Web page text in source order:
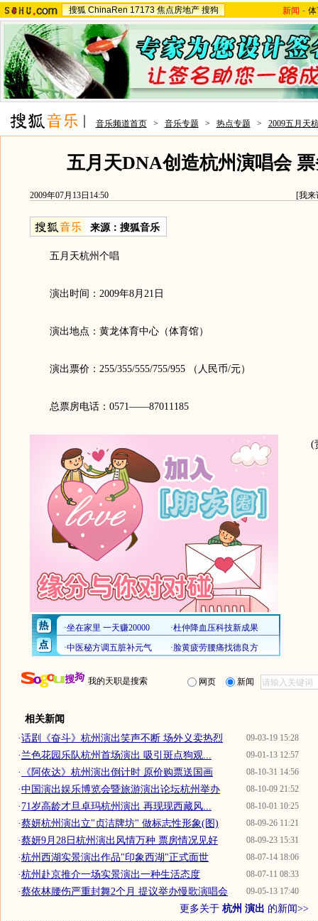
搜狐 ChinaRen 17173 焦点房地产 搜狗 新闻 -
音乐频道首页 > 音乐专题 > 热点专题 > 2009五月天
五月天DNA创造杭州演唱会
2009年07月13日14:50 [我来
来源： 搜狐音乐
五月天杭州个唱
演出时间：2009年8月21日
演出地点：黄龙体育中心（体育馆）
演出票价：255/355/555/755/955 （人民币/元）
总票房电话：0571——87011185
(
我的天职是搜索 网页 新闻
相关新闻
09-03-19 15:28
·话剧《奋斗》杭州演出笑声不断 场外义卖热烈
09-01-13 12:57
·兰色花园乐队杭州首场演出 吸引斑点狗观...
08-10-31 14:56
· 《阿依达》杭州演出倒计时 原价购票送国画
08-10-09 21:52
·中国演出娱乐博览会暨旅游演出论坛杭州举办
08-10-01 10:25
·71岁高龄才旦卓玛杭州演出 再现现西藏风...
08-09-26 11:21
·蔡妍杭州演出立"贞洁牌坊" 做标志性形象(图)
08-09-23 15:31
·蔡妍9月28日杭州演出风情万种 票房情况见好
08-07-14 18:06
·杭州西湖实景演出作品"印象西湖"正式面世
08-07-11 08:33
·杭州赴京推介一场实景演出一种生活态度
09-05-13 17:40
·蔡依林腰伤严重封舞2个月 提议举办慢歌演唱会
更多关于 杭州 演出 的新闻>>